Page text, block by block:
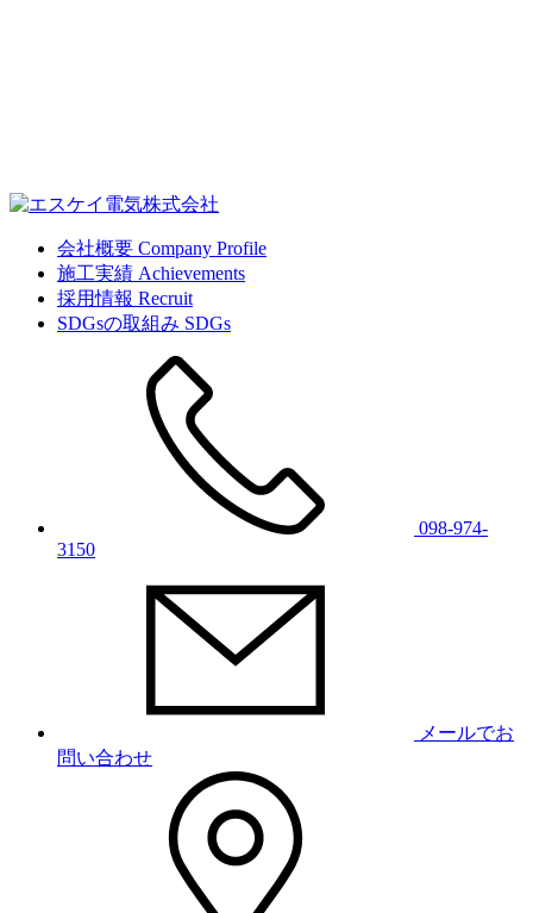
会社概要 Company Profile
施工実績 Achievements
採用情報 Recruit
SDGsの取組み SDGs
098-974-
3150
メールでお
問い合わせ